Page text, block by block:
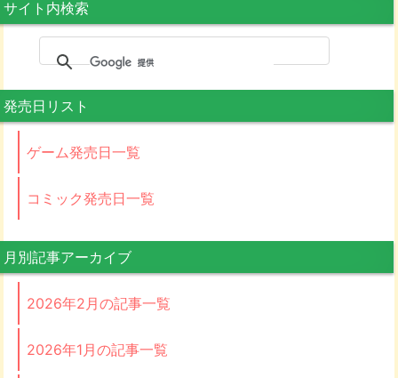
サイト内検索
発売日リスト
ゲーム発売日一覧
コミック発売日一覧
月別記事アーカイブ
2026年2月の記事一覧
2026年1月の記事一覧